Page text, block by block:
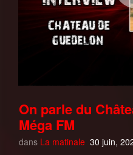
On parle du
Méga FM
dans La matinale 30 juin,